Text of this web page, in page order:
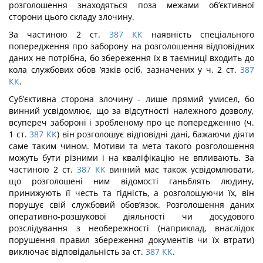
розголошення знаходяться поза межами об’єктивної
сторони цього складу злочину.
За частиною 2 ст. 387 КК наявність спеціального
попередження про заборону на розголошення відповідних
даних не потрібна, бо збереження їх в таємниці входить до
кола службових обов ’язків осіб, зазначених у ч. 2 ст. 387
КК.
Суб’єктивна сторона злочину - лише прямий умисел, бо
винний усвідомлює, що за відсутності належного дозволу,
всупереч забороні і зробленому про це попередженню (ч.
1 ст. 387 КК) він розголошує відповідні дані, бажаючи діяти
саме таким чином. Моти­ви та мета такого розголошення
можуть бути різними і на кваліфікацію не впливають. За
частиною 2 ст. 387 ККвинний має також усвідомлювати,
що розголошені ним відомості ганьблять людину,
принижують її честь та гідність, а розголошуючи їх, він
порушує свій службовий обов’язок. Розголошення даних
оперативно-розшукової діяльності чи досудо­вого
розслідування з необережності (наприклад, внаслідок
порушення правил збережен­ня документів чи їх втрати)
виключає відповідальність за ст. 387 КК.